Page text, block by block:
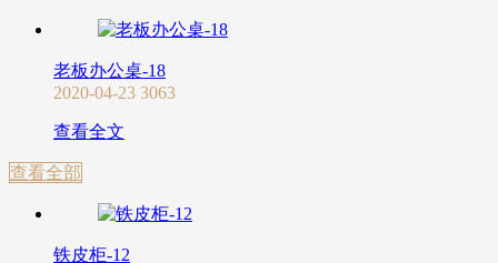
老板办公桌-18
2020-04-23 3063
查看全文
查看全部
铁皮柜-12